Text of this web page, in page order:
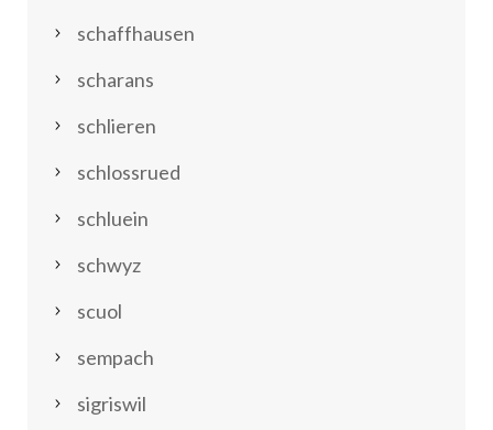
schaffhausen
scharans
schlieren
schlossrued
schluein
schwyz
scuol
sempach
sigriswil